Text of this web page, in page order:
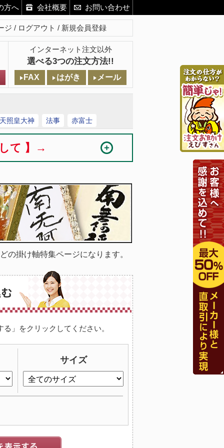
方へ 会社概要 お問い合わせ
ジ ログアウト 新規会員登録
インターネット注文以外
選べる3つの注文方法!!
FAX はがき メール
照皇大神 法事 赤富士
して 】→
の掛け軸特集ページになります。
」をクリックしてください。
サイズ